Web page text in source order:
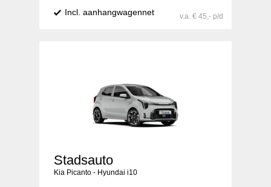
Incl. aanhangwagennet v.a. € 45,- p/d
Stadsauto
Kia Picanto - Hyundai i10